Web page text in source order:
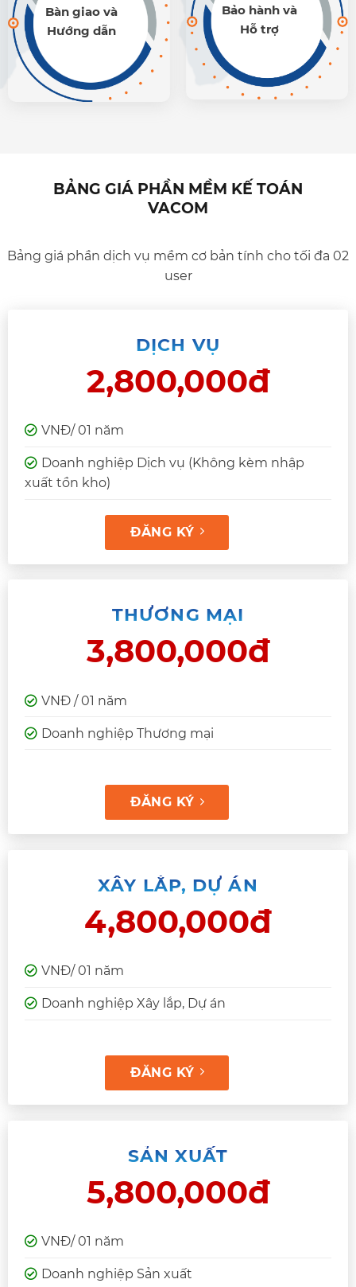
Bàn giao và
Hướng dẫn
Bảo hành và
Hỗ trợ
BẢNG GIÁ PHẦN MỀM KẾ TOÁN
VACOM
Bảng giá phần dịch vụ mềm cơ bản tính cho tối đa 02
user
DỊCH VỤ
2,800,000đ
VNĐ/ 01 năm
Doanh nghiệp Dịch vụ (Không kèm nhập
xuất tồn kho)
ĐĂNG KÝ
THƯƠNG MẠI
3,800,000đ
VNĐ / 01 năm
Doanh nghiệp Thương mại
ĐĂNG KÝ
XÂY LẮP, DỰ ÁN
4,800,000đ
VNĐ/ 01 năm
Doanh nghiệp Xây lắp, Dự án
ĐĂNG KÝ
SẢN XUẤT
5,800,000đ
VNĐ/ 01 năm
Doanh nghiệp Sản xuất